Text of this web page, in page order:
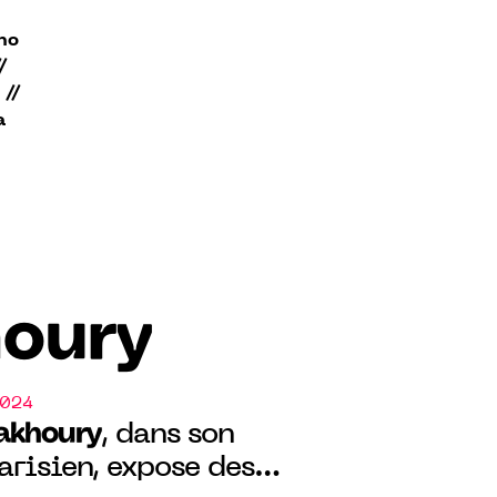
//
, dans son
expose des